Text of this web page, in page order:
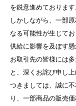
を鋭意進めております
しかしながら、一部
なる可能性が生じて
供給に影響を及ぼす懸
お取引先の皆様には
と、深くお詫び申し上
つきましては、誠に
り、一部商品の販売